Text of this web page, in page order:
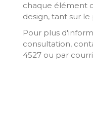
chaque élément
design, tant sur
Pour plus
consultation,
4527 ou par